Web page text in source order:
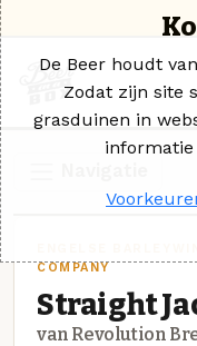
COMPANY
Straight
van Revolution
De Beer houdt
Zodat zijn site
grasduinen in
informatie